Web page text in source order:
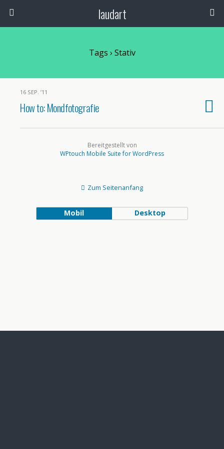
laudart
Tags › Stativ
16 SEP. ’11
How to: Mondfotografie
Bereitgestellt von
WPtouch Mobile Suite for WordPress
Zum Seitenanfang
Mobil Desktop